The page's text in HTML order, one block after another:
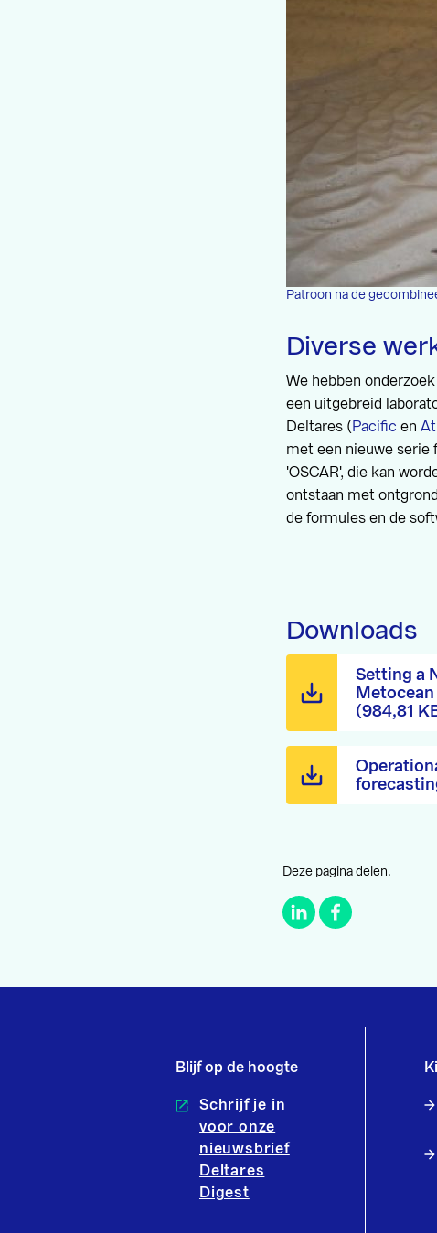
Patroon na de
Diverse
We hebben
een uitgebreid
Deltares ( Pacific en
met een nieuwe serie
'OSCAR', die kan
ontstaan met
de formules en de
Downloads
Setting a
(984,81
Deze pagina delen.
Blijf op de hoogte
Schrijf je in
voor onze
nieuwsbrief
Deltares
Digest